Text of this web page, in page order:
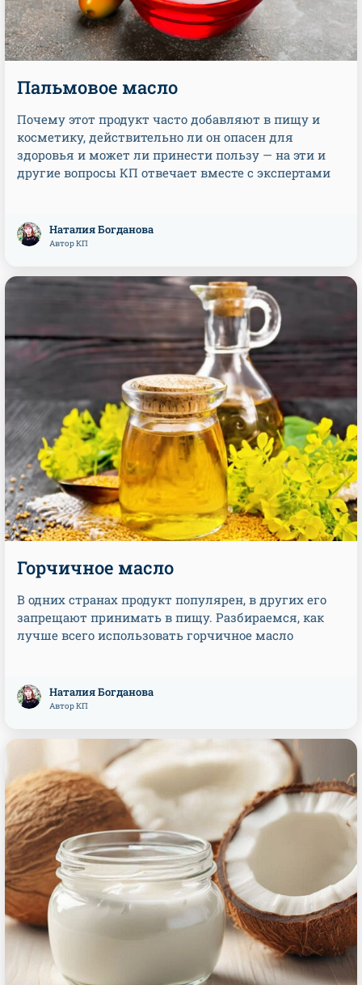
Пальмовое масло
Почему этот продукт часто добавляют в пищу и
косметику, действительно ли он опасен для
здоровья и может ли принести пользу — на эти и
другие вопросы КП отвечает вместе с экспертами
Наталия Богданова
Автор КП
Горчичное масло
В одних странах продукт популярен, в других его
запрещают принимать в пищу. Разбираемся, как
лучше всего использовать горчичное масло
Наталия Богданова
Автор КП